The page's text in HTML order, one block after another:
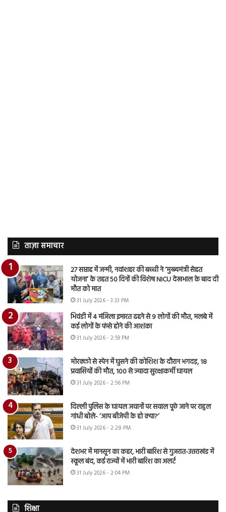
ताज़ा समाचार
27 सप्ताह में जन्मी, नवांशहर की बच्ची ने ‘मुख्यमंत्री सेहत
योजना’ के तहत 50 दिनों की विशेष NICU देखभाल के बाद दी
मौत को मात
31 July 2026 - 3:33 PM
भिवंडी में 4 मंजिला इमारत ढहने से 9 लोगों की मौत, मलबे में
कई लोगों के फंसे होने की आशंका
31 July 2026 - 2:59 PM
मोरक्को से स्पेन में घुसने की कोशिश के दौरान भगदड़, 18
प्रवासियों की मौत, 100 से ज्यादा सुरक्षाकर्मी घायल
31 July 2026 - 2:56 PM
दिल्ली पुलिस के घायल जवानों पर सवाल पूछे जाने पर राहुल
गांधी बोले- ‘आप बीजेपी के हो क्या?’
31 July 2026 - 2:28 PM
देशभर में मानसून का कहर, भारी बारिश से गुजरात-उत्तराखंड में
स्कूल बंद, कई राज्यों में भारी बारिश का अलर्ट
31 July 2026 - 2:04 PM
शिक्षा